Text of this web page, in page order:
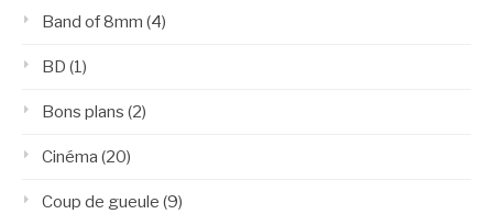
Band of 8mm (4)
BD (1)
Bons plans (2)
Cinéma (20)
Coup de gueule (9)